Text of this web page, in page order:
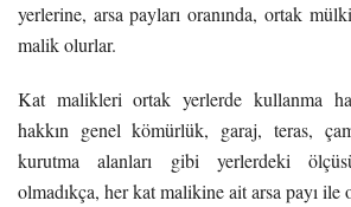
yerlerine, arsa payları oranında, ortak
malik olurlar.
Kat malikleri ortak yerlerde kullanma
hakkın genel kömürlük, garaj, teras,
kurutma alanları gibi yerlerdeki
olmadıkça, her kat malikine ait arsa payı ile